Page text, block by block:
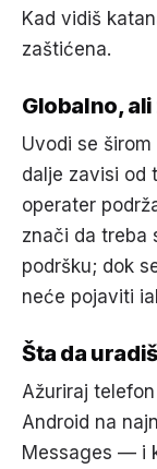
Kad vidiš
zaštićena.
Globalno,
Uvodi se
dalje zavisi od
operater
znači da treba
podršku; dok
neće pojaviti
Šta da uradiš
Ažuriraj
Android na
Messages — i